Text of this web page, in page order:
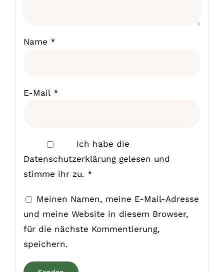
Name *
E-Mail *
Ich habe die
Datenschutzerklärunggelesen und
stimme ihr zu. *
Meinen Namen, meine E-Mail-Adresse
und meine Website in diesem Browser,
für die nächste Kommentierung,
speichern.